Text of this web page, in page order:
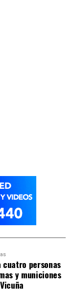
cuatro personas
y municiones